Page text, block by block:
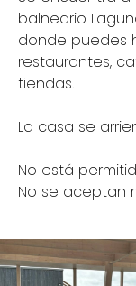
balneario
donde puedes
restaurantes,
tiendas.
La casa se
No está
No se aceptan